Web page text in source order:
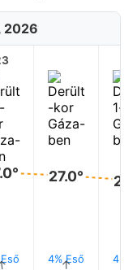
2026
27.0°
4% Eső
↑ 4%